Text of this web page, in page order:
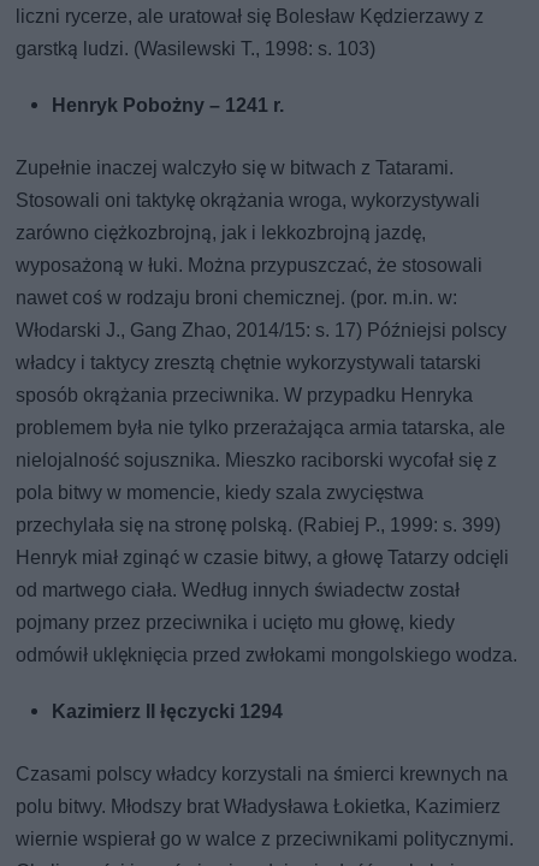
liczni rycerze, ale uratował się Bolesław Kędzierzawy z
garstką ludzi. (Wasilewski T., 1998: s. 103)
Henryk Pobożny – 1241 r.
Zupełnie inaczej walczyło się w bitwach z Tatarami.
Stosowali oni taktykę okrążania wroga, wykorzystywali
zarówno ciężkozbrojną, jak i lekkozbrojną jazdę,
wyposażoną w łuki. Można przypuszczać, że stosowali
nawet coś w rodzaju broni chemicznej. (por. m.in. w:
Włodarski J., Gang Zhao, 2014/15: s. 17) Późniejsi polscy
władcy i taktycy zresztą chętnie wykorzystywali tatarski
sposób okrążania przeciwnika. W przypadku Henryka
problemem była nie tylko przerażająca armia tatarska, ale
nielojalność sojusznika. Mieszko raciborski wycofał się z
pola bitwy w momencie, kiedy szala zwycięstwa
przechylała się na stronę polską. (Rabiej P., 1999: s. 399)
Henryk miał zginąć w czasie bitwy, a głowę Tatarzy odcięli
od martwego ciała. Według innych świadectw został
pojmany przez przeciwnika i ucięto mu głowę, kiedy
odmówił uklęknięcia przed zwłokami mongolskiego wodza.
Kazimierz II łęczycki 1294
Czasami polscy władcy korzystali na śmierci krewnych na
polu bitwy. Młodszy brat Władysława Łokietka, Kazimierz
wiernie wspierał go w walce z przeciwnikami politycznymi.